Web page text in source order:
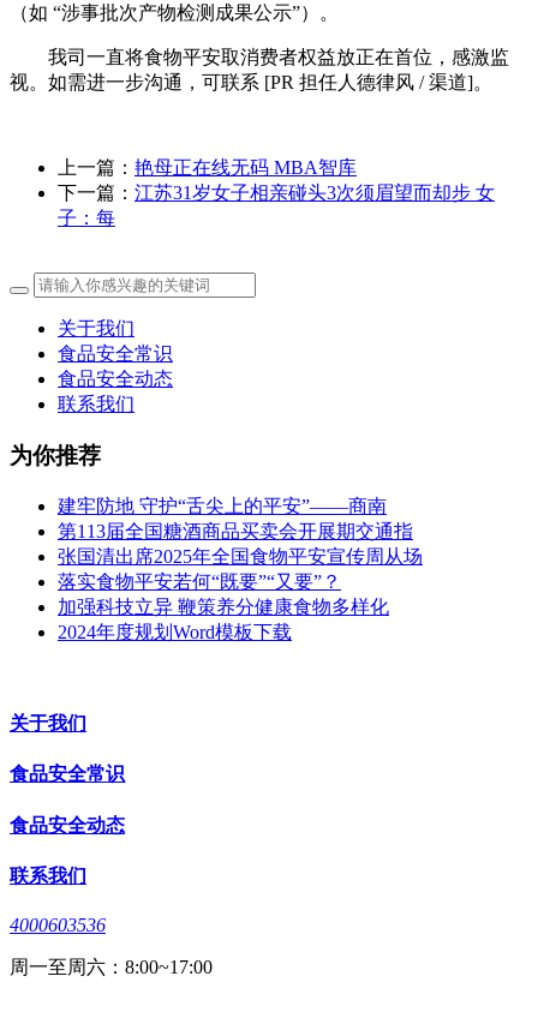
（如 “涉事批次产物检测成果公示”）。
我司一直将食物平安取消费者权益放正在首位，感激监
视。如需进一步沟通，可联系 [PR 担任人德律风 / 渠道]。
上一篇： 艳母正在线无码 MBA智库
下一篇： 江苏31岁女子相亲碰头3次须眉望而却步 女
子：每
关于我们
食品安全常识
食品安全动态
联系我们
为你推荐
建牢防地 守护“舌尖上的平安”——商南
第113届全国糖酒商品买卖会开展期交通指
张国清出席2025年全国食物平安宣传周从场
落实食物平安若何“既要”“又要”？
加强科技立异 鞭策养分健康食物多样化
2024年度规划Word模板下载
关于我们
食品安全常识
食品安全动态
联系我们
4000603536
周一至周六：8:00~17:00